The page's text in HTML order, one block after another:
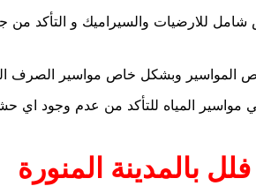
للارضيات والسيراميك و التأكد من
وبشكل خاص مواسير الصرف
مواسير المياه للتأكد من عدم وجود اي
بالمدينة المنورة